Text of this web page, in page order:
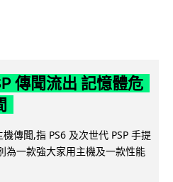
傳聞流出 記憶體危
傳聞,指 PS6 及次世代 PSP 手提
為一款強大家用主機及一款性能